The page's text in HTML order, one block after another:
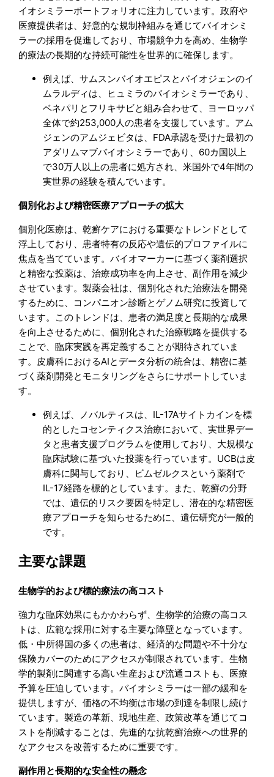
イオシミラーポートフォリオに注力しています。政府や
医療提供者は、好意的な規制枠組みを通じてバイオシミ
ラーの採用を促進しており、市場競争力を高め、生物学
的療法の長期的な持続可能性を世界的に確保します。
例えば、サムスンバイオエピスとバイオジェンのイ
ムラルディは、ヒュミラのバイオシミラーであり、
ベネパリとフリキサビと組み合わせて、ヨーロッパ
全体で約253,000人の患者を支援しています。アム
ジェンのアムジェビタは、FDA承認を受けた最初の
アダリムマブバイオシミラーであり、60カ国以上
で30万人以上の患者に処方され、米国外で4年間の
実世界の経験を積んでいます。
個別化および精密医療アプローチの拡大
個別化医療は、乾癬ケアにおける重要なトレンドとして
浮上しており、患者特有の反応や遺伝的プロファイルに
焦点を当てています。バイオマーカーに基づく薬剤選択
と精密な投薬は、治療成功率を向上させ、副作用を減少
させています。製薬会社は、個別化された治療法を開発
するために、コンパニオン診断とゲノム研究に投資して
います。このトレンドは、患者の満足度と長期的な成果
を向上させるために、個別化された治療戦略を提供する
ことで、臨床実践を再定義することが期待されていま
す。皮膚科におけるAIとデータ分析の統合は、精密に基
づく薬剤開発とモニタリングをさらにサポートしていま
す。
例えば、ノバルティスは、IL-17Aサイトカインを標
的としたコセンティクス治療において、実世界デー
タと患者支援プログラムを使用しており、大規模な
臨床試験に基づいた投薬を行っています。UCBは皮
膚科に関与しており、ビムゼルクスという薬剤で
IL-17経路を標的としています。また、乾癬の分野
では、遺伝的リスク要因を特定し、潜在的な精密医
療アプローチを知らせるために、遺伝研究が一般的
です。
主要な課題
生物学的および標的療法の高コスト
強力な臨床効果にもかかわらず、生物学的治療の高コス
トは、広範な採用に対する主要な障壁となっています。
低・中所得国の多くの患者は、経済的な問題や不十分な
保険カバーのためにアクセスが制限されています。生物
学的製剤に関連する高い生産および流通コストも、医療
予算を圧迫しています。バイオシミラーは一部の緩和を
提供しますが、価格の不均衡は市場の到達を制限し続け
ています。製造の革新、現地生産、政策改革を通じてコ
ストを削減することは、先進的な抗乾癬治療への世界的
なアクセスを改善するために重要です。
副作用と長期的な安全性の懸念